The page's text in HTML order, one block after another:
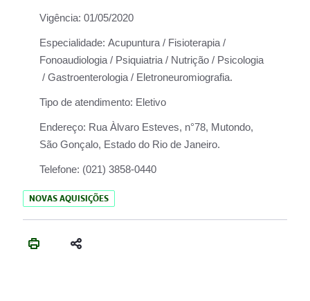
Vigência: 01/05/2020
Especialidade: Acupuntura / Fisioterapia /
Fonoaudiologia / Psiquiatria / Nutrição / Psicologia
/ Gastroenterologia / Eletroneuromiografia.
Tipo de atendimento: Eletivo
Endereço: Rua Àlvaro Esteves, n°78, Mutondo,
São Gonçalo, Estado do Rio de Janeiro.
Telefone: (021) 3858-0440
NOVAS AQUISIÇÕES